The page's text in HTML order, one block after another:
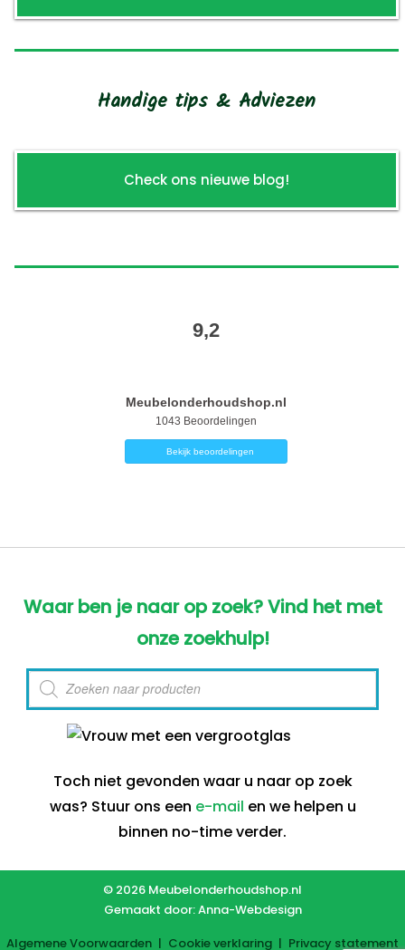
Handige tips & Adviezen
Check ons nieuwe blog!
9,2
Meubelonderhoudshop.nl
1043 Beoordelingen
Bekijk beoordelingen
Waar ben je naar op zoek? Vind het met
onze zoekhulp!
Producten
zoeken
Toch niet gevonden waar u naar op zoek
was? Stuur ons een e-mail en we helpen u
binnen no-time verder.
© 2026 Meubelonderhoudshop.nl
Gemaakt door:Anna-Webdesign
Algemene Voorwaarden | Cookie verklaring | Privacy statement